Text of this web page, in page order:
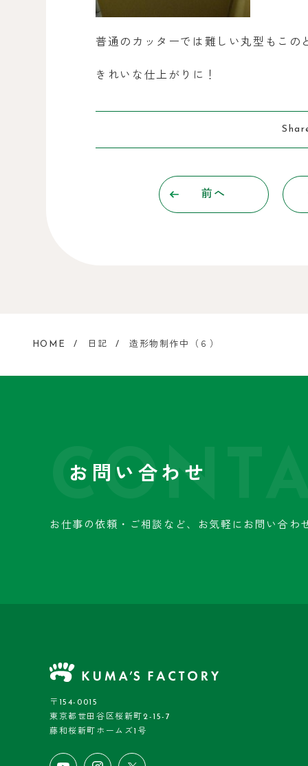
普通のカッターでは難しい丸型もこの
きれいな仕上がりに！
前へ
HOME 日記 造形物制作中（６）
お問い合わせ
お仕事の依頼・ご相談など、 お気軽にお問い合わ
〒154-0015
東京都世田谷区桜新町2-15-7
藤和桜新町ホームズ1号